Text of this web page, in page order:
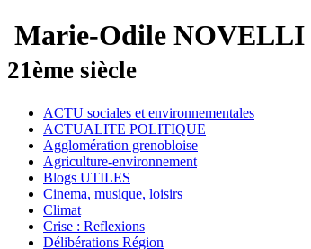
Marie-Odile NOVELLI
21ème siècle
ACTU sociales et environnementales
ACTUALITE POLITIQUE
Agglomération grenobloise
Agriculture-environnement
Blogs UTILES
Cinema, musique, loisirs
Climat
Crise : Reflexions
Délibérations Région